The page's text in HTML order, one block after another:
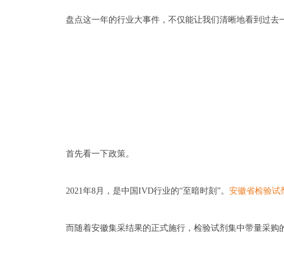
盘点这一年的行业大事件，不仅能让我们清晰地看到过去
首先看一下政策。
2021年8月，是中国IVD行业的“至暗时刻”。 安徽省检验试
而随着安徽集采结果的正式施行，检验试剂集中带量采购